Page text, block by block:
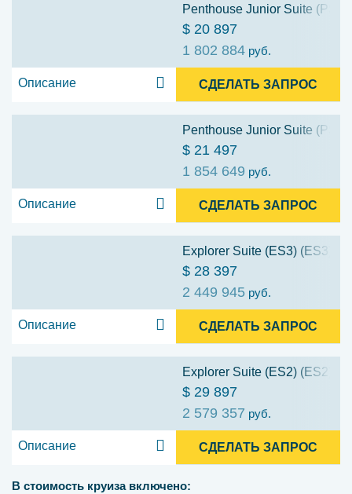
Penthouse Junior Suite (PS3)
$ 20 897
1 802 884 руб.
Описание СДЕЛАТЬ ЗАПРОС
Penthouse Junior Suite (PS1)
$ 21 497
1 854 649 руб.
Описание СДЕЛАТЬ ЗАПРОС
Explorer Suite (ES3) (ES3)
$ 28 397
2 449 945 руб.
Описание СДЕЛАТЬ ЗАПРОС
Explorer Suite (ES2) (ES2)
$ 29 897
2 579 357 руб.
Описание СДЕЛАТЬ ЗАПРОС
В стоимость круиза включено: